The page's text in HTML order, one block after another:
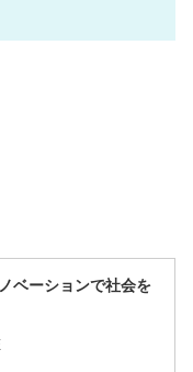
ベーションで社会を